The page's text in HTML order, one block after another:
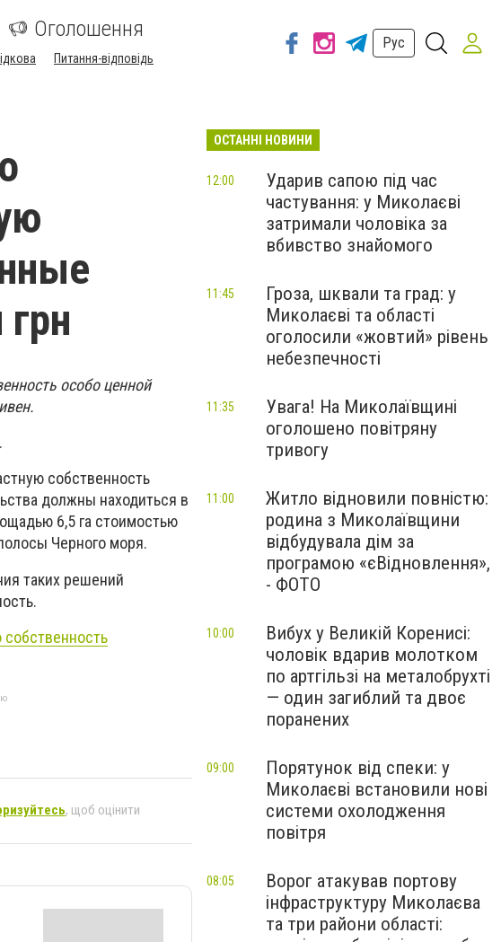
Оголошення
Питання-відповідь
Рус
особо ценной
собственность
должны находиться в
6,5 га стоимостью
Черного моря.
таких решений
, щоб оцінити
ОСТАННІ НОВИНИ
Ударив сапою під час
частування: у Миколаєві
затримали чоловіка за
вбивство знайомого
12:00
Гроза, шквали та град: у
Миколаєві та області
оголосили «жовтий» рівень
небезпечності
11:45
Увага! На Миколаївщині
оголошено повітряну
тривогу
11:35
Житло відновили повністю:
родина з Миколаївщини
відбудувала дім за
програмою «єВідновлення»,
- ФОТО
11:00
Вибух у Великій Коренисі:
чоловік вдарив молотком
по артгільзі на металобрухті
— один загиблий та двоє
поранених
10:00
Порятунок від спеки: у
Миколаєві встановили нові
системи охолодження
повітря
09:00
Ворог атакував портову
інфраструктуру Миколаєва
та три райони області:
08:05